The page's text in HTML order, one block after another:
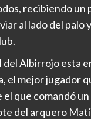
recibiendo un
al lado del palo
del Albirrojo esta
el mejor jugador
el que comandó
del arquero